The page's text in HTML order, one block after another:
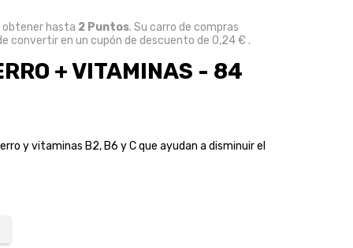
obtener hasta 2 Puntos. Su carro de compras
convertir en un cupón de descuento de 0,24 €.
+ VITAMINAS - 84
y vitaminas B2, B6 y C que ayudan a disminuir el